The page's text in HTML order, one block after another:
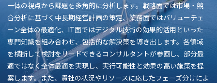
一体の視点から課題を多角的に分析します。戦略面では市場・競
合分析に基づく中長期経営計画の策定、業務面ではバリューチェ
ーン全体の最適化、IT面ではデジタル技術の効果的活用といった
専門知識を組み合わせ、包括的な解決策を導き出します。各領域
を横断して検討をリードできるコンサルタントが参画し、部分最
適ではなく全体最適を実現し、実行可能性と効果の高い施策を提
案します。また、貴社の状況やリソースに応じたフェーズ分けによ